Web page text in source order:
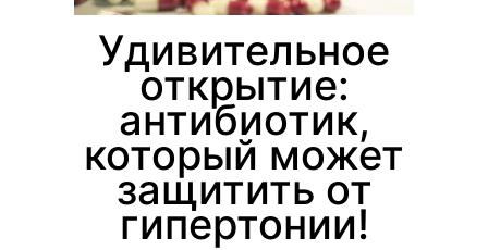
Удивительное
открытие:
антибиотик,
который может
защитить от
гипертонии!